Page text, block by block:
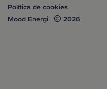
Política de cookies
Mood Energi |
2026